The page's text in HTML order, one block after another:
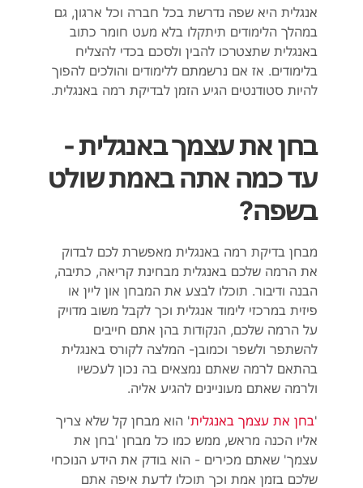
אנגלית היא שפה נדרשת בכל חברה וכל ארגון, גם
במהלך הלימודים תיתקלו בלא מעט חומר כתוב
באנגלית שתצטרכו להבין ולסכם בכדי להצליח
בלימודים. אז אם נרשמתם ללימודים והולכים להפוך
להיות סטודנטים הגיע הזמן לבדיקת רמה באנגלית.
בחן את עצמך באנגלית -
עד כמה אתה באמת שולט
בשפה?
מבחן בדיקת רמה באנגלית מאפשרת לכם לבדוק
את הרמה שלכם באנגלית מבחינת קריאה, כתיבה,
הבנה ודיבור. תוכלו לבצע את המבחן און ליין או
פיזית במרכזי לימוד אנגלית וכך לקבל משוב מדויק
על הרמה שלכם, הנקודות בהן אתם חייבים
להשתפר ולשפר וכמובן- המלצה לקורס באנגלית
בהתאם לרמה שאתם נמצאים בה נכון לעכשיו
ולרמה שאתם מעוניינים להגיע אליה.
בחן את עצמך באנגלית' הוא מבחן קל שלא צריך
אליו הכנה מראש, ממש כמו כל מבחן 'בחן את
עצמך' שאתם מכירים - הוא בודק את הידע הנוכחי
שלכם בזמן אמת וכך תוכלו לדעת איפה אתם